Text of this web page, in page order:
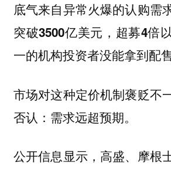
底气来自异常火爆的认购需
突破3500亿美元，超募4倍
一的机构投资者没能拿到配售
市场对这种定价机制褒贬不
否认：需求远超预期。
公开信息显示，高盛、摩根